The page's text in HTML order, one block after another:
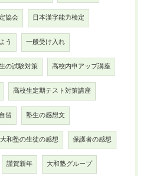
協会 日本漢字能力検定
う 一般受け入れ
の試験対策 高校内申アップ講座
高校生定期テスト対策講座
習 塾生の感想文
大和塾の生徒の感想 保護者の感想
謹賀新年 大和塾グループ